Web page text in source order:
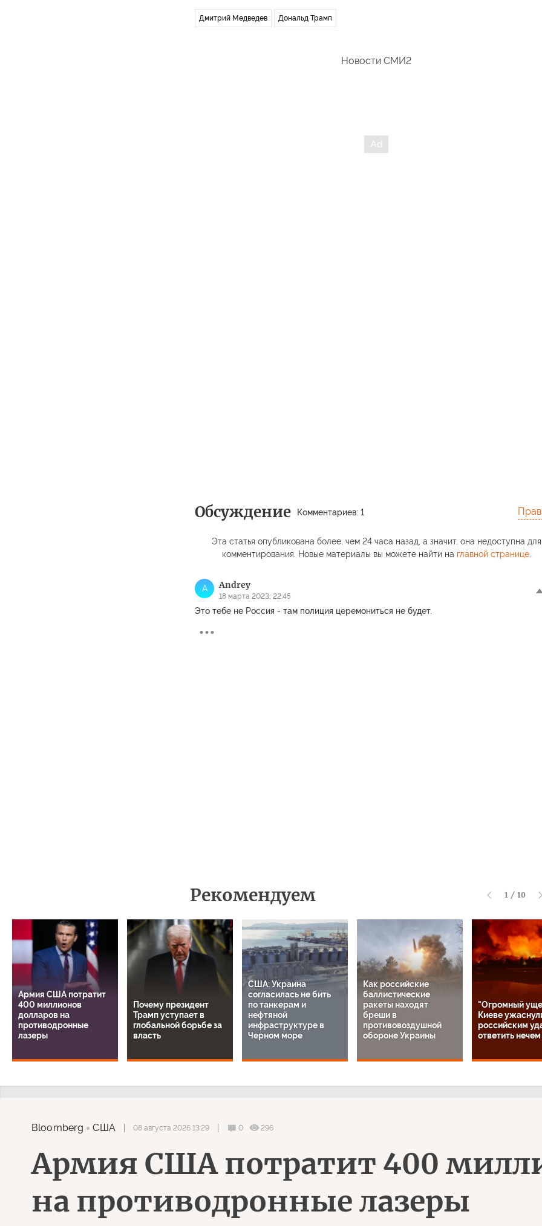
Дмитрий Медведев Дональд Трамп
Новости СМИ2
Обсуждение Комментариев: 1
Эта статья опубликована более, чем 24 часа назад, а значит, она недоступна для
комментирования. Новые материалы вы можете найти на главной странице.
A Andrey
18 марта 2023, 22:45
Это тебе не Россия - там полиция церемониться не будет.
Рекомендуем 1 / 10
Армия США потратит
400 миллионов
долларов на
противодронные
лазеры
Почему президент
Трамп уступает в
глобальной борьбе за
власть
США: Украина
согласилась не бить
по танкерам и
нефтяной
инфраструктуре в
Черном море
Как российские
баллистические
ракеты находят
бреши в
противовоздушной
обороне Украины
"Огромный
Киеве
российским
ответить нечем
Bloomberg США 08 августа 2026 13:29 0 296
Армия США потратит 400
на противодронные лазеры